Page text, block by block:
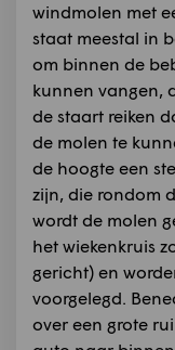
windmolen met
staat meestal in
om binnen de
kunnen vangen,
de staart reiken
de molen te
de hoogte een
zijn, die rondom
wordt de molen
het wiekenkruis
gericht) en
voorgelegd.
over een grote